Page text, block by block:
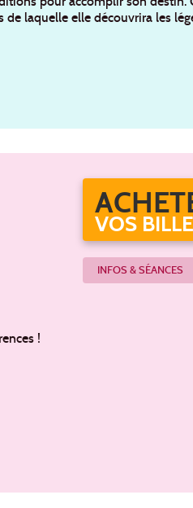
laquelle elle découvrira les
VOS
INFOS & SÉANCES
!